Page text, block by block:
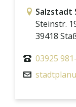
Link zur
Steinstr.
39418
03925